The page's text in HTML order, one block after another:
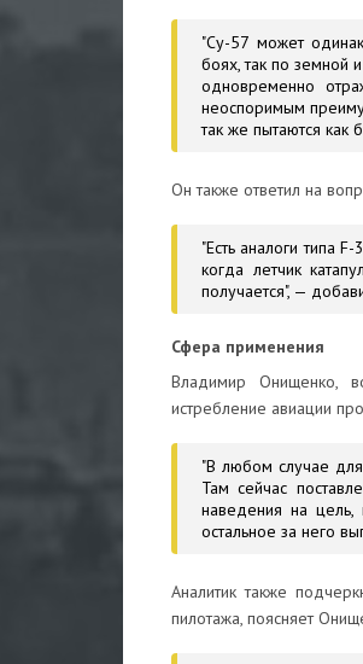
"Су-57 может
боях, так по земной
одновременно
неоспоримым
так же пытаются как
Он также ответил на
"Есть аналоги типа
когда летчик
получается", —
Сфера применения
Владимир Онищенко,
истребление авиации
"В любом случае
Там сейчас
наведения на цель,
остальное за него
Аналитик также
пилотажа, поясняет